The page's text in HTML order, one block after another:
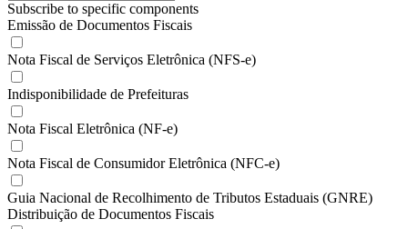
Subscribe to specific components
Emissão de Documentos Fiscais
Nota Fiscal de Serviços Eletrônica (NFS-e)
Indisponibilidade de Prefeituras
Nota Fiscal Eletrônica (NF-e)
Nota Fiscal de Consumidor Eletrônica (NFC-e)
Guia Nacional de Recolhimento de Tributos Estaduais (GNRE)
Distribuição de Documentos Fiscais